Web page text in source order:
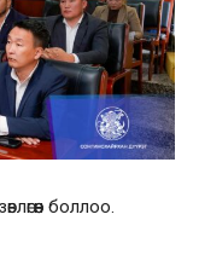
боллоо.